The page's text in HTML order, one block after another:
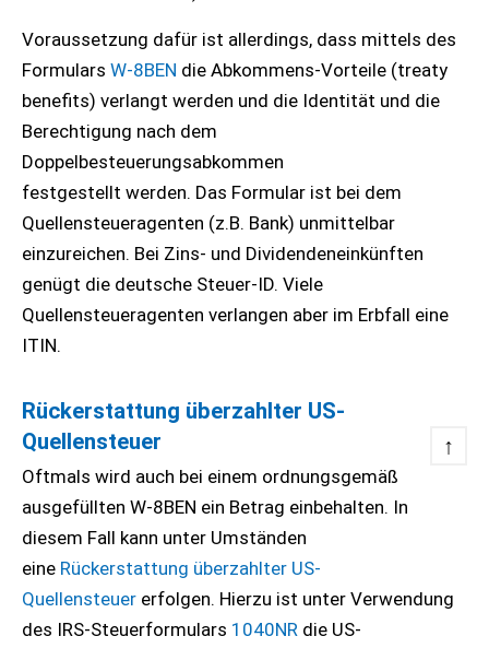
Voraussetzung dafür ist allerdings, dass mittels des
Formulars W-8BEN die Abkommens-Vorteile (treaty
benefits) verlangt werden und die Identität und die
Berechtigung nach dem
Doppelbesteuerungsabkommen
festgestellt werden. Das Formular ist bei dem
Quellensteueragenten (z.B. Bank) unmittelbar
einzureichen. Bei Zins- und Dividendeneinkünften
genügt die deutsche Steuer-ID. Viele
Quellensteueragenten verlangen aber im Erbfall eine
ITIN.
Rückerstattung überzahlter US-
Quellensteuer
↑
Oftmals wird auch bei einem ordnungsgemäß
ausgefüllten W-8BEN ein Betrag einbehalten. In
diesem Fall kann unter Umständen
eine Rückerstattung überzahlter US-
Quellensteuer erfolgen. Hierzu ist unter Verwendung
des IRS-Steuerformulars 1040NR die US-